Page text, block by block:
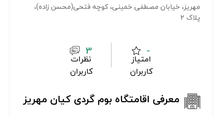
مهریز، خیابان مصطفی خمینی، کوچه فتحی(محسن زاده)،
پلاک ۲
-
امتیاز
کاربران
3
نظرات
کاربران
معرفی اقامتگاه بوم گردی کیان مهریز